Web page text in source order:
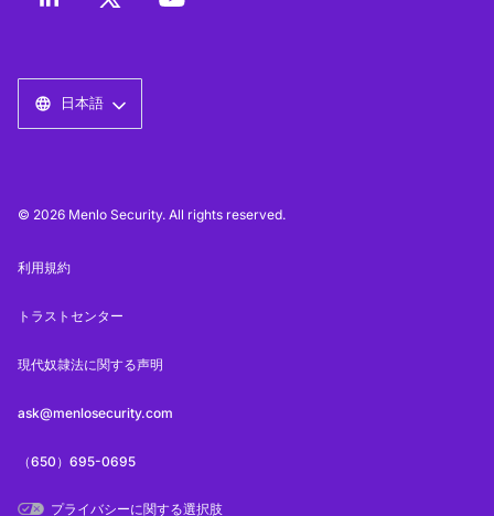
日本語
© 2026 Menlo Security. All rights reserved.
利用規約
トラストセンター
現代奴隷法に関する声明
ask@menlosecurity.com
（650）695-0695
プライバシーに関する選択肢